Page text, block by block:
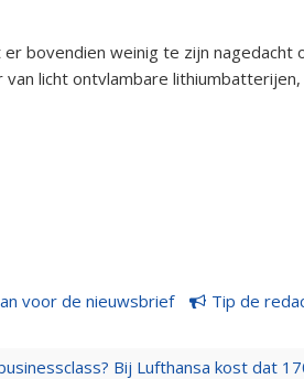
bovendien weinig te zijn nagedacht
licht ontvlambare lithiumbatterijen,
voor de nieuwsbrief Tip de
Bij Lufthansa kost dat